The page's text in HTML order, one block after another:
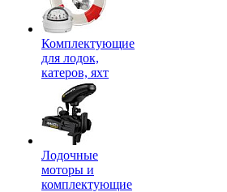
Комплектующие
для лодок,
катеров, яхт
Лодочные
моторы и
комплектующие